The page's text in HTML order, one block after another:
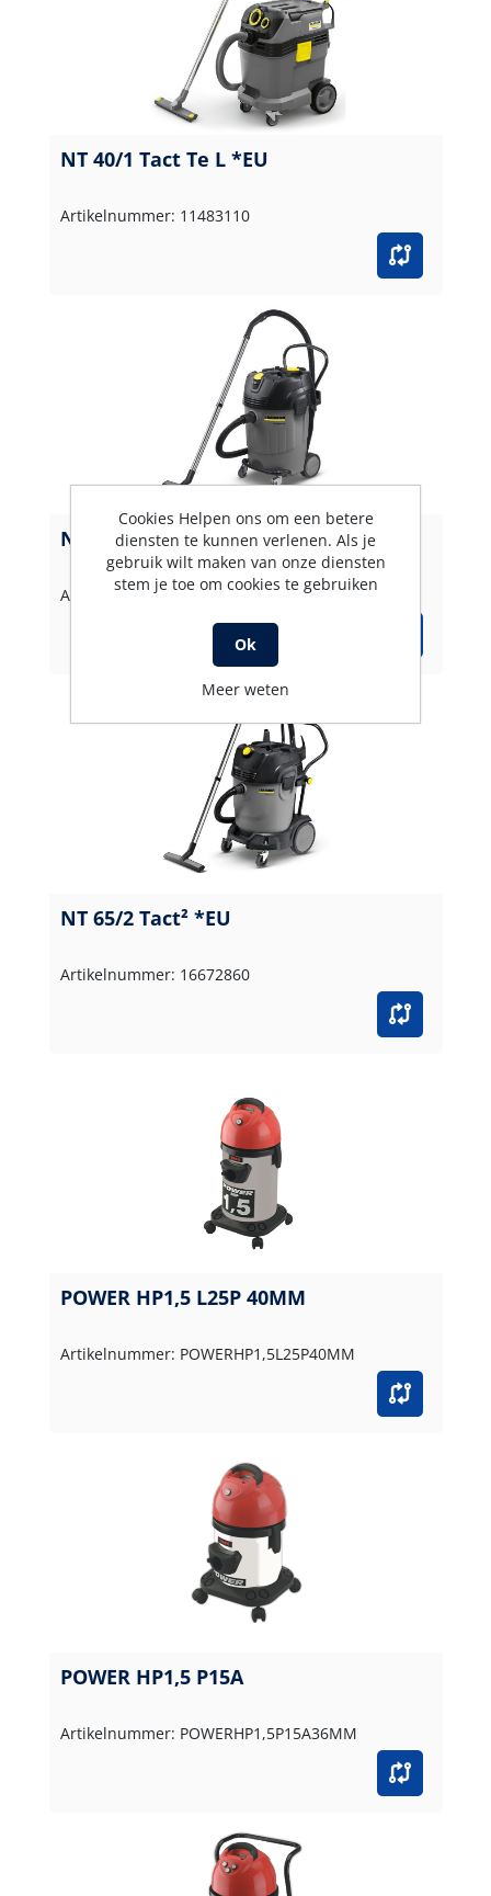
NT 40/1 Tact Te L *EU
Artikelnummer: 11483110
NT 65/2 Ap *EU
Artikelnummer: 16672910
NT 65/2 Tact² *EU
Artikelnummer: 16672860
POWER HP1,5 L25P 40MM
Artikelnummer: POWERHP1,5L25P40MM
POWER HP1,5 P15A
Artikelnummer: POWERHP1,5P15A36MM
Cookies Helpen ons om een betere
diensten te kunnen verlenen. Als je
gebruik wilt maken van onze diensten
stem je toe om cookies te gebruiken
Ok
Meer weten